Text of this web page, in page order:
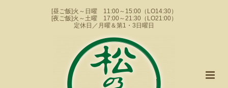
[昼ご飯]火～日曜 11:00～15:00（LO14:30）
[夜ご飯]火～土曜 17:00～21:30（LO21:00）
定休日／月曜＆第1・3日曜日